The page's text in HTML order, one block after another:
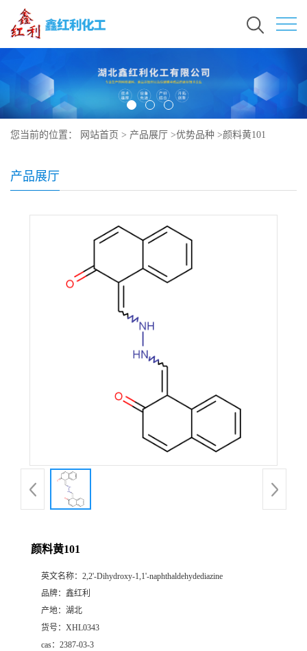
您当前的位置： 网站首页 > 产品展厅 >优势品种 >颜料黄101
产品展厅
颜料黄101
英文名称： 2,2'-Dihydroxy-1,1'-naphthaldehydediazine
品牌： 鑫红利
产地： 湖北
货号： XHL0343
cas： 2387-03-3